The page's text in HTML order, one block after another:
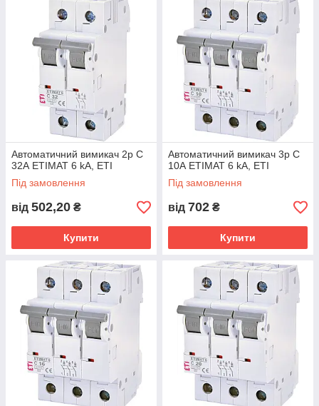
Автоматичний вимикач 2p C
32А ETIMAT 6 kA, ETI
Під замовлення
від 502,20 ₴
Купити
Автоматичний вимикач 3p C
10А ETIMAT 6 kA, ETI
Під замовлення
від 702 ₴
Купити